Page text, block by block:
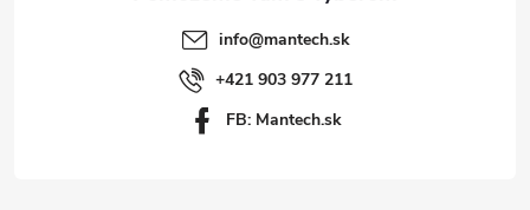
info@mantech.sk
+421 903 977 211
FB: Mantech.sk